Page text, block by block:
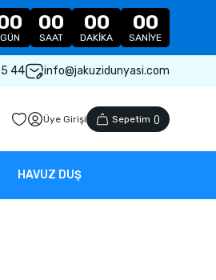
GÜN
00
SAAT
00
DAKIKA
00
SANIYE
44 info@jakuzidunyasi.com
Üye Girişi Sepetim ()
HAVUZ DUŞ